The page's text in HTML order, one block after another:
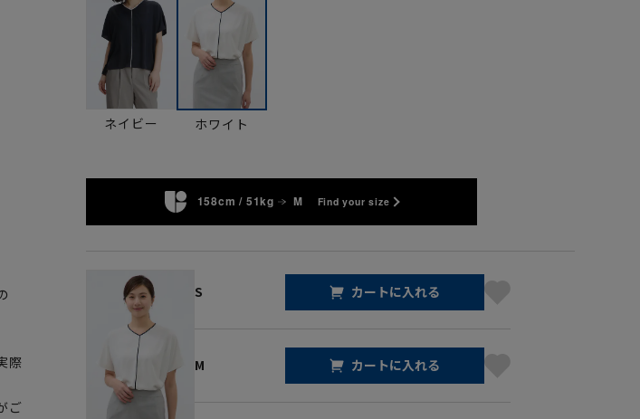
際
ご
ネイビー ホワイト
158cm / 51kg M Find your size
S カートに入れる
M カートに入れる